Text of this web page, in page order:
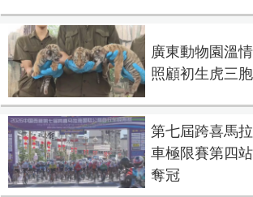
廣東動物園溫
照顧初生虎三
第七屆跨喜馬
車極限賽第四
奪冠